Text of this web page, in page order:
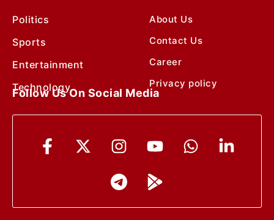
Politics
Sports
Entertainment
Technology
About Us
Contact Us
Career
Privacy policy
Follow Us On Social Media